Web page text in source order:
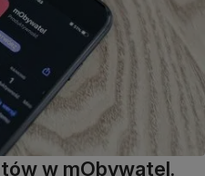
w mObywatel.